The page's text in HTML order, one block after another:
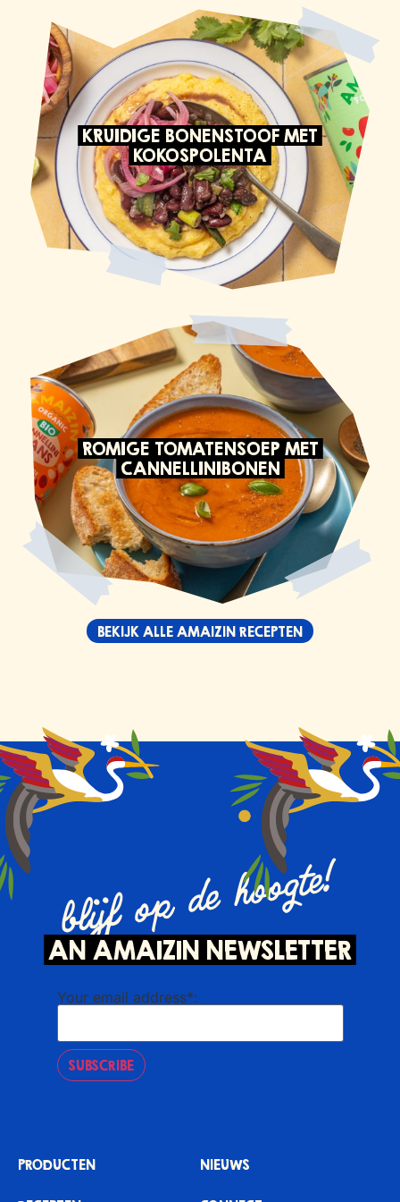
KRUIDIGE BONENSTOOF MET
KOKOSPOLENTA
ROMIGE TOMATENSOEP MET
CANNELLINIBONEN
BEKIJK ALLE AMAIZIN RECEPTEN
blijf op de hoogte!
AN AMAIZIN NEWSLETTER
Your email address*:
SUBSCRIBE
PRODUCTEN NIEUWS